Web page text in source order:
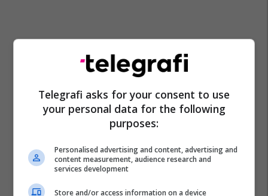
Telegrafi asks for your consent to use
your personal data for the following
purposes:
Personalised advertising and content, advertising and
content measurement, audience research and
services development
Store and/or access information on a device